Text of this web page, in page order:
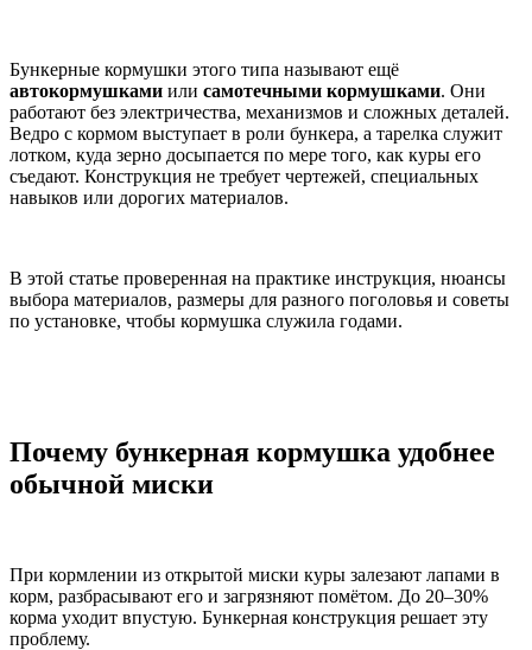
Бункерные кормушки этого типа называют ещё
автокормушками или самотечными кормушками. Они
работают без электричества, механизмов и сложных деталей.
Ведро с кормом выступает в роли бункера, а тарелка служит
лотком, куда зерно досыпается по мере того, как куры его
съедают. Конструкция не требует чертежей, специальных
навыков или дорогих материалов.
В этой статье проверенная на практике инструкция, нюансы
выбора материалов, размеры для разного поголовья и советы
по установке, чтобы кормушка служила годами.
Почему бункерная кормушка удобнее
обычной миски
При кормлении из открытой миски куры залезают лапами в
корм, разбрасывают его и загрязняют помётом. До 20–30%
корма уходит впустую. Бункерная конструкция решает эту
проблему.